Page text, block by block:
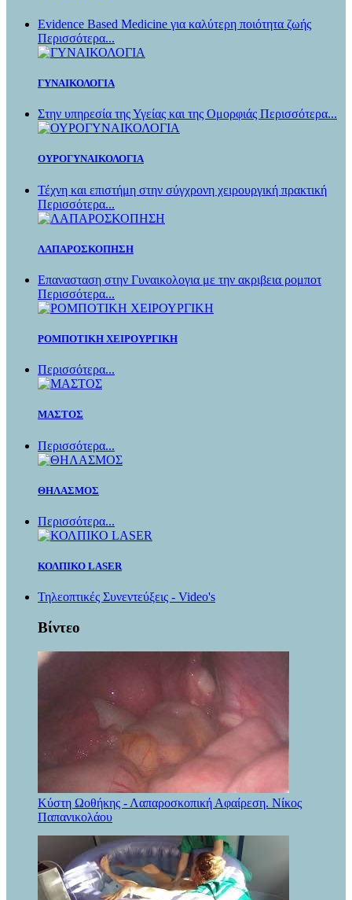
Evidence Based Medicine για καλύτερη ποιότητα ζωής
Περισσότερα...
ΓΥΝΑΙΚΟΛΟΓΙΑ
Στην υπηρεσία της Υγείας και της Ομορφιάς Περισσότερα...
ΟΥΡΟΓΥΝΑΙΚΟΛΟΓΙΑ
Τέχνη και επιστήμη στην σύγχρονη χειρουργική πρακτική
Περισσότερα...
ΛΑΠΑΡΟΣΚΟΠΗΣΗ
Επανασταση στην Γυναικολογια με την ακριβεια ρομποτ
Περισσότερα...
ΡΟΜΠΟΤΙΚΗ ΧΕΙΡΟΥΡΓΙΚΗ
Περισσότερα...
ΜΑΣΤΟΣ
Περισσότερα...
ΘΗΛΑΣΜΟΣ
Περισσότερα...
ΚΟΛΠΙΚΟ LASER
Τηλεοπτικές Συνεντεύξεις - Video's
Βίντεο
Κύστη Ωοθήκης - Λαπαροσκοπική Αφαίρεση. Νίκος
Παπανικολάου